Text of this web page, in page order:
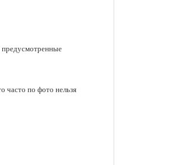
предусмотренные
часто по фото нельзя